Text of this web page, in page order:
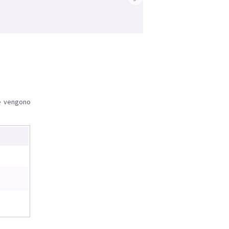
vengono